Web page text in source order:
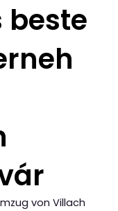
beste
von Villach